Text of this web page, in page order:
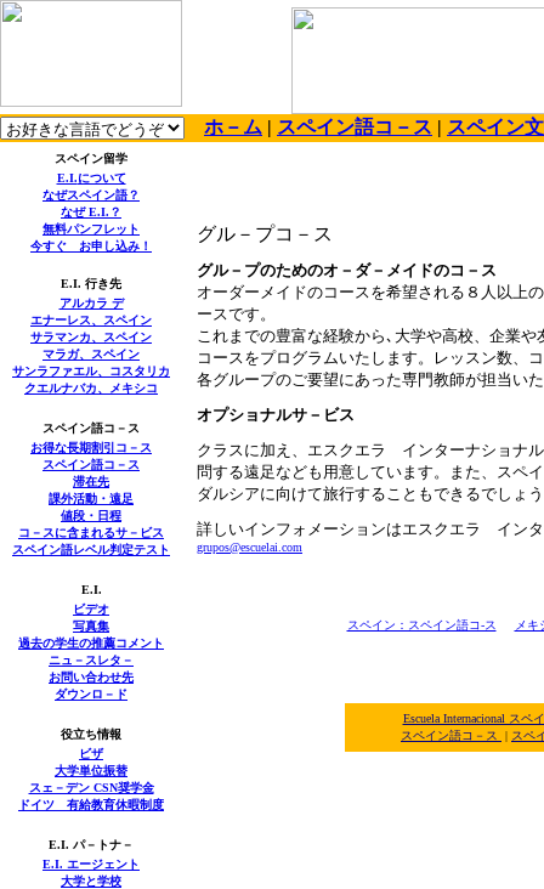
ホ－ム | スペイン語コ－ス | スペイン
スペイン留学
E.I.について
なぜスペイン語？
なぜE.I. ？
無料パンフレット
今すぐ お申し込み！
E.I. 行き先
アルカラ デ
エナーレス、スペイン
サラマンカ、スペイン
マラガ、スペイン
サンラファエル、コスタリカ
クエルナバカ、メキシコ
スペイン語コ－ス
お得な長期割引コ－ス
スペイン語コ－ス
滞在先
課外活動・遠足
値段・日程
コ－スに含まれるサ－ビス
スペイン語レベル判定テスト
E.I.
ビデオ
写真集
過去の学生の推薦コメント
ニュ－スレタ－
お問い合わせ先
ダウンロ－ド
役立ち情報
ビザ
大学単位振替
スェ－デン CSN奨学金
ドイツ 有給教育休暇制度
E.I. パ－トナ－
E.I. エージェント
大学と学校
グル－プコ－ス
グル－プのためのオ－ダ－メイドのコ－ス
オーダーメイドのコースを希望される８人以上
ースです。
これまでの豊富な経験から､大学や高校、企業
コースをプログラムいたします。レッスン数
各グループのご要望にあった専門教師が担当い
オプショナルサ－ビス
クラスに加え、エスクエラ インターナショナ
問する遠足なども用意しています。また、スペ
ダルシアに向けて旅行することもできるでしょ
詳しいインフォメーションはエスクエラ イン
grupos@escuelai.com
スペイン：スペイン語コ-ス メ
Escuela Internacional ス
スペイン語コ－ス
| スペ